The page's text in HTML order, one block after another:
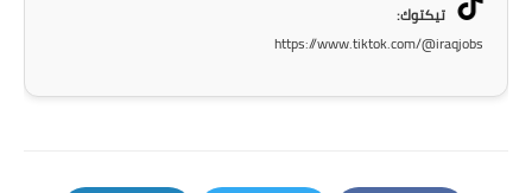
تيكتوك:
https://www.tiktok.com/@iraqjobs